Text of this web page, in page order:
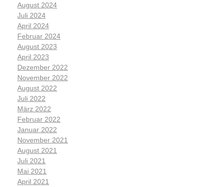
August 2024
Juli 2024
April 2024
Februar 2024
August 2023
April 2023
Dezember 2022
November 2022
August 2022
Juli 2022
März 2022
Februar 2022
Januar 2022
November 2021
August 2021
Juli 2021
Mai 2021
April 2021